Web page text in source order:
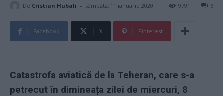
De Cristian Hubali - sâmbătă, 11 ianuarie 2020 6
9791
Facebook X Pinterest
Catastrofa aviatică de la Teheran, care s-a
petrecut în dimineața zilei de miercuri, 8